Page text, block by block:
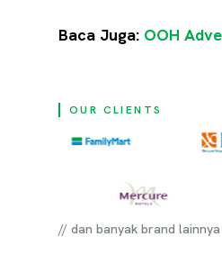
Baca Juga: OOH
OUR CLIENTS
// dan banyak brand lainnya